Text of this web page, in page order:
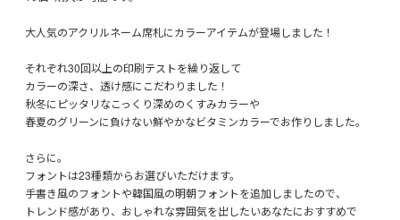
大人気のアクリルネーム席札にカラーアイテムが登場しました！
それぞれ30回以上の印刷テストを繰り返して
カラーの深さ、透け感にこだわりました！
秋冬にピッタリなこっくり深めのくすみカラーや
春夏のグリーンに負けない鮮やかなビタミンカラーでお作りしました。
さらに。
フォントは23種類からお選びいただけます。
手書き風のフォントや韓国風の明朝フォントを追加しましたので、
トレンド感があり、おしゃれな雰囲気を出したいあなたにおすすめで